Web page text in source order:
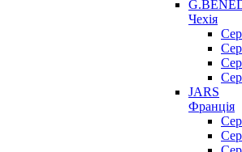
Чехія
JARS
Франція